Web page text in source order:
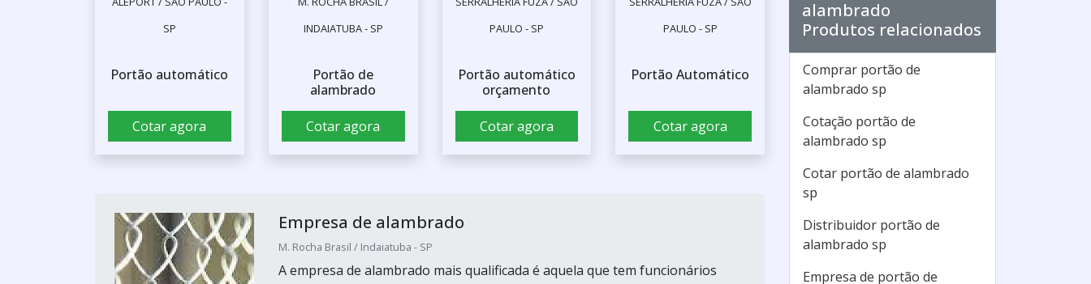
SP
Portão automático
Cotar agora
INDAIATUBA - SP
Portão de
alambrado
Cotar agora
PAULO - SP
Portão automático
orçamento
Cotar agora
PAULO - SP
Portão Automático
Cotar agora
Empresa de alambrado
M. Rocha Brasil / Indaiatuba - SP
A empresa de alambrado mais qualificada é aquela que tem funcionários
alambrado
Produtos relacionados
Comprar portão de
alambrado sp
Cotação portão de
alambrado sp
Cotar portão de alambrado
sp
Distribuidor portão de
alambrado sp
Empresa de portão de